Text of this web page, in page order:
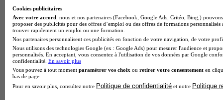
MSc Marketing Digital en alternance
BTS Gpme en alternance
Cap Electricien en alternance
BTS Gpn en alternance
BTS Domotique en alternance
BAC Pro Agora en alternance
BTS Sta en alternance
BTS Iris en alternance
BTS Tpl en alternance
Cookies publicitaires
Avec votre accord , nous et nos partenaires (Facebook, Google Ads, Critéo, Bing,)
proposer des publicités pour des offres d’emploi ou des offres de formations
trouver rapidement un emploi ou une formation.
Nos partenaires personnalisent ces publicités en fonction de votre navigation, de votre
Nous utilisons des technologies Google (ex : Google Ads) pour mesurer l'audience et
personnalisés. En acceptant, vous consentez à l'utilisation de vos données par Google
confidentialité. En savoir plus
Vous pouvez à tout moment paramétrer vos choix ou retirer votre consentement en
bas de page.
Pour en savoir plus, consultez notre Politique de confidentialité et notre Politique